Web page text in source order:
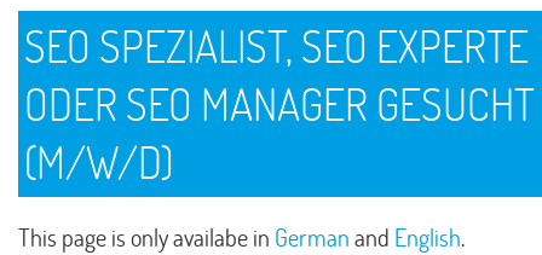
SEO SPEZIALIST, SEO EXPERTE
ODER SEO MANAGER GESUCHT
(M/W/D)
This page is only availabe in Germanand English.